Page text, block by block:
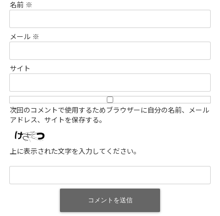
名前 ※
メール ※
サイト
次回のコメントで使用するためブラウザーに自分の名前、メール
アドレス、サイトを保存する。
上に表示された文字を入力してください。